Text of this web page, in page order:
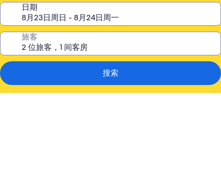
日期
旅客
搜索